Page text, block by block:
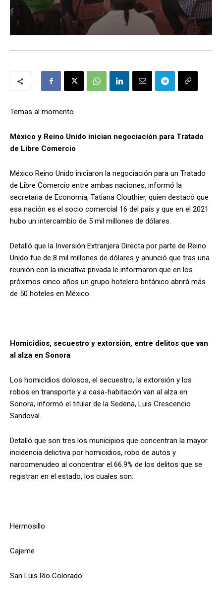
Temas al momento
México y Reino Unido inician negociación para Tratado
de Libre Comercio
México Reino Unido iniciaron la negociación para un Tratado
de Libre Comercio entre ambas naciones, informó la
secretaria de Economía, Tatiana Clouthier, quien destacó que
esa nación es el socio comercial 16 del país y que en el 2021
hubo un intercambio de 5 mil millones de dólares.
Detalló que la Inversión Extranjera Directa por parte de Reino
Unido fue de 8 mil millones de dólares y anunció que tras una
reunión con la iniciativa privada le informaron que en los
próximos cinco años un grupo hotelero británico abrirá más
de 50 hoteles en México.
Homicidios, secuestro y extorsión, entre delitos que van
al alza en Sonora
Los homicidios dolosos, el secuestro, la extorsión y los
robos en transporte y a casa-habitación van al alza en
Sonora, informó el titular de la Sedena, Luis Crescencio
Sandoval.
Detalló que son tres los municipios que concentran la mayor
incidencia delictiva por homicidios, robo de autos y
narcomenudeo al concentrar el 66.9% de los delitos que se
registran en el estado, los cuales son:
Hermosillo
Cajeme
San Luis Río Colorado